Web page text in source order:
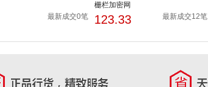
最新成交0笔
栅栏加密网
123.33 最新成交12笔